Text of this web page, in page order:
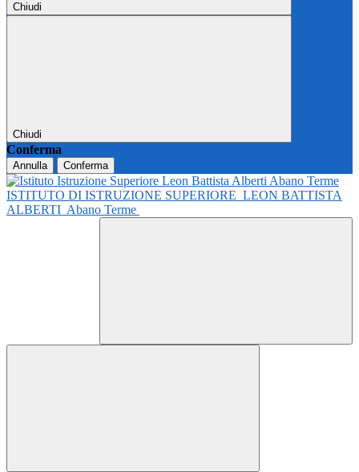
Chiudi
Chiudi
Conferma
Annulla Conferma
ISTITUTO DI ISTRUZIONE SUPERIORE LEON BATTISTA
ALBERTI Abano Terme